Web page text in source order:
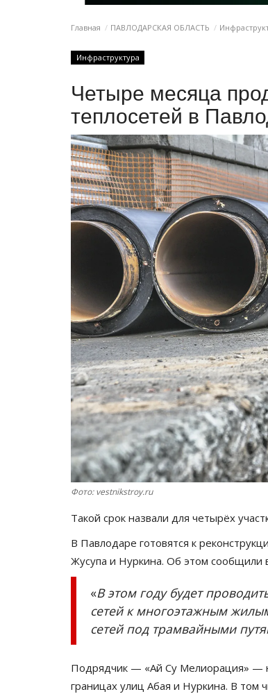
Главная ПАВЛОДАРСКАЯ ОБЛАСТЬ
Инфраструктура
Четыре месяца
теплосетей в
Фото: vestnikstroy.ru
Такой срок назвали для четырёх
В Павлодаре готовятся к
Жусупа и Нуркина. Об этом сообщили
«В этом году будет
сетей к многоэтажным
сетей под трамвайными
Подрядчик — «Ай Су Мелиорация» —
границах улиц Абая и Нуркина. В том